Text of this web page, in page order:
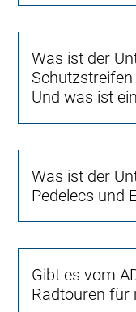
Was ist der
Und was ist
Was ist der
Pedelecs und
Gibt es vom
Radtouren für